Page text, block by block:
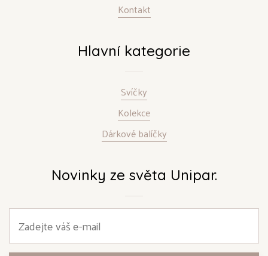
Kontakt
Hlavní kategorie
Svíčky
Kolekce
Dárkové balíčky
Novinky ze světa Unipar.